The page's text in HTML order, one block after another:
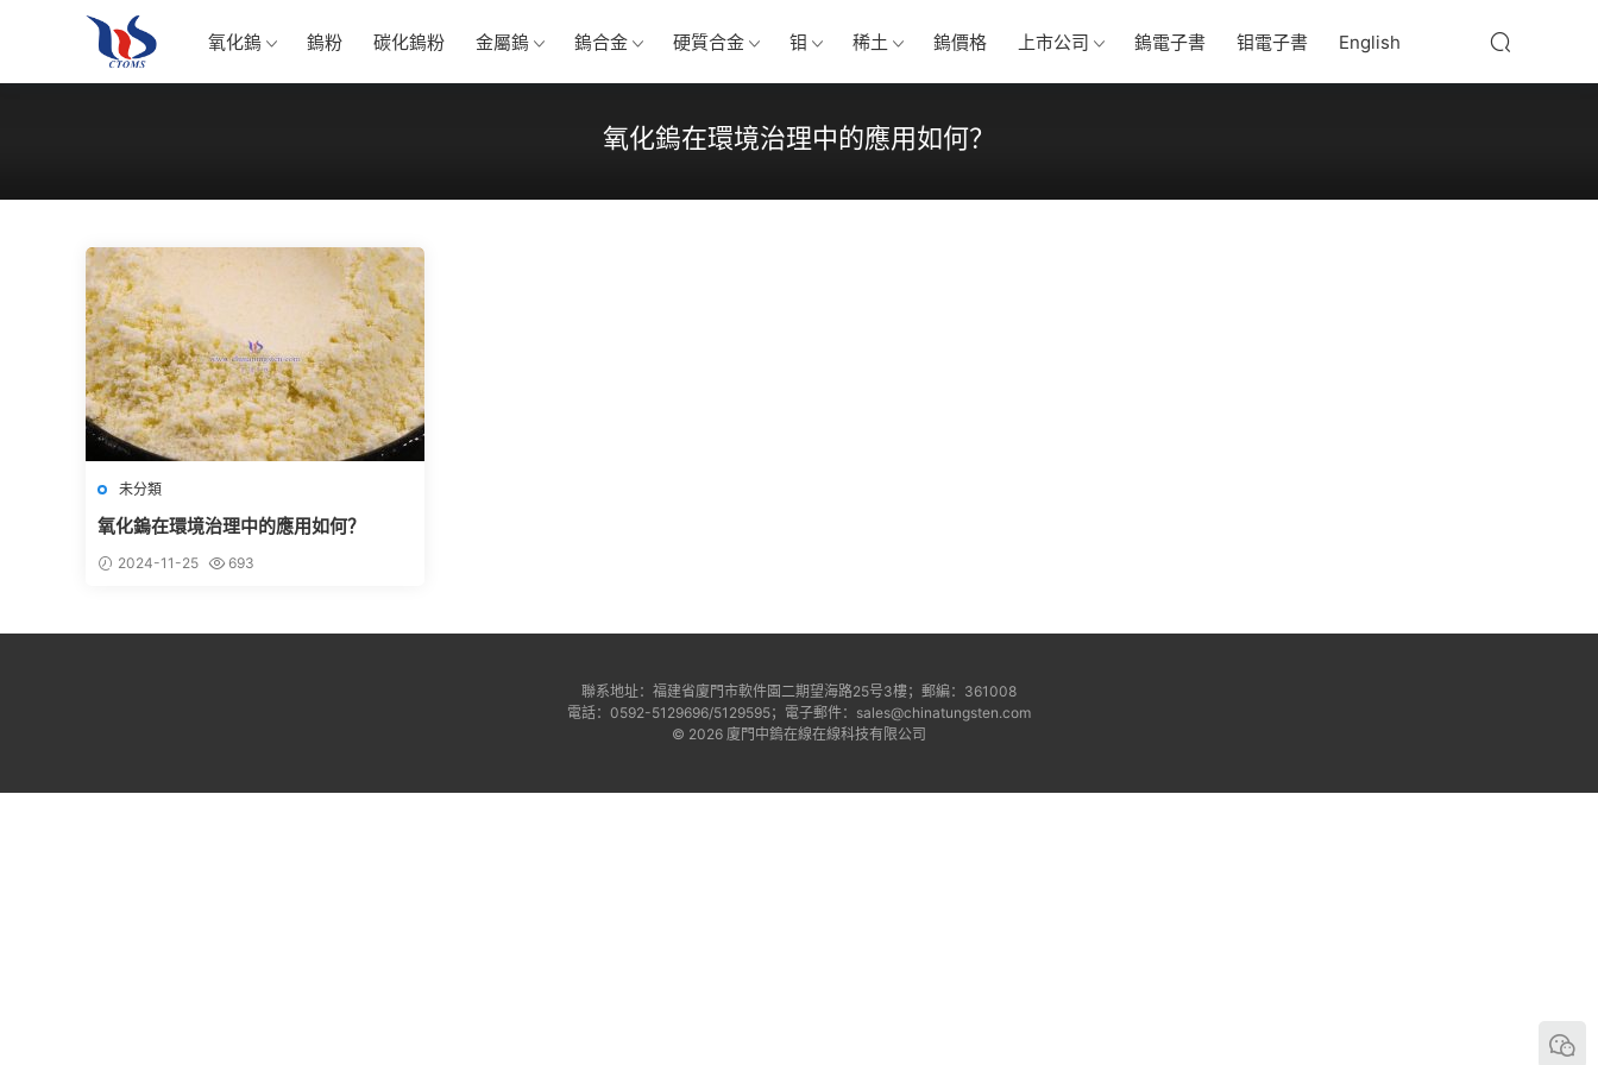
氧化鎢 鎢粉 碳化鎢粉 金屬鎢 鎢合金 硬質合金 钼 稀土 鎢價格 上市公司 鎢電子書 钼電子書 English
氧化鎢在環境治理中的應用如何？
未分類
氧化鎢在環境治理中的應用如何？
2024-11-25 693
聯系地址：福建省廈門市軟件園二期望海路25号3樓；郵編：361008
電話：0592-5129696/5129595；電子郵件：sales@chinatungsten.com
© 2026 廈門中鎢在線在線科技有限公司